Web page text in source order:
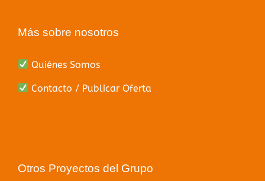
Más sobre nosotros
Quiénes Somos
Contacto / Publicar Oferta
Otros Proyectos del Grupo